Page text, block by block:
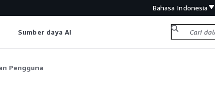
Bahasa Indonesia
Sumber daya AI
Pengguna